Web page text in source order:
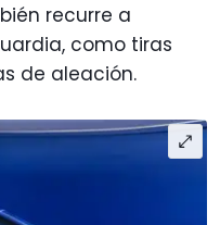
recurre a
como tiras
de aleación.